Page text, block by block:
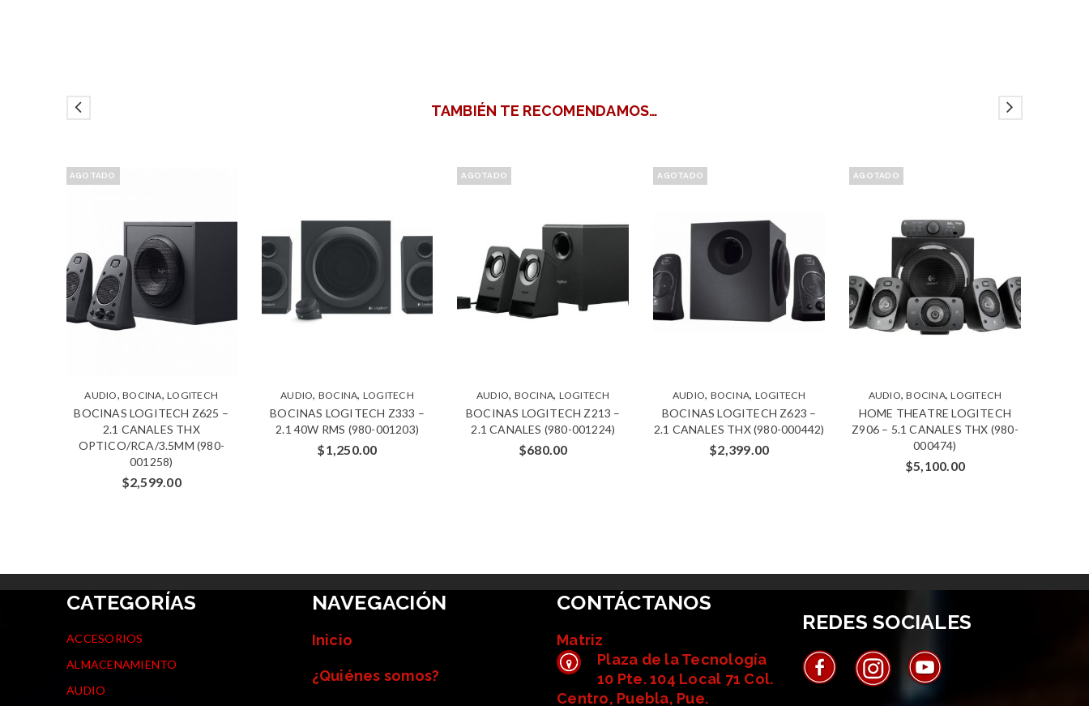
TAMBIÉN TE RECOMENDAMOS…
AGOTADO
AUDIO,BOCINA,LOGITECH
BOCINAS LOGITECH Z625 –
2.1 CANALES THX
OPTICO/RCA/3.5MM (980-
001258)
$2,599.00
AUDIO, BOCINA, LOGITECH
BOCINAS LOGITECH Z333 –
2.1 40W RMS (980-001203)
$1,250.00
AGOTADO
AUDIO, BOCINA, LOGITECH
BOCINAS LOGITECH Z213 –
2.1 CANALES (980-001224)
$680.00
AGOTADO
AUDIO, BOCINA, LOGITECH
BOCINAS LOGITECH Z623 –
2.1 CANALES THX (980-000442)
$2,399.00
AGOTADO
AUDIO,BOCINA,LOGITECH
HOME THEATRE LOGITECH
Z906 – 5.1 CANALES THX (980-
000474)
$5,100.00
CATEGORÍAS
ACCESORIOS
ALMACENAMIENTO
AUDIO
NAVEGACIÓN
Inicio
¿Quiénes somos?
CONTÁCTANOS
Matriz
Plaza de la Tecnología
10 Pte. 104 Local 71 Col.
Centro, Puebla, Pue.
REDES SOCIALES